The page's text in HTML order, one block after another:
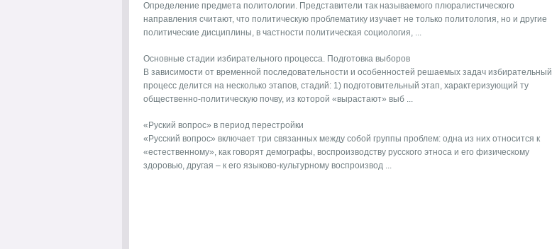
Определение предмета политологии. Представители так называемого плюралистического
направления считают, что политическую проблематику изучает не только политология, но и другие
политические дисциплины, в частности политическая социология, ...
Основные стадии избирательного процесса. Подготовка выборов
В зависимости от временной последовательности и особенностей решаемых задач избирательный
процесс делится на несколько этапов, стадий: 1) подготовительный этап, характеризующий ту
общественно-политическую почву, из которой «вырастают» выб ...
«Руский вопрос» в период перестройки
«Русский вопрос» включает три связанных между собой группы проблем: одна из них относится к
«естественному», как говорят демографы, воспроизводству русского этноса и его физическому
здоровью, другая – к его языково-культурному воспроизвод ...